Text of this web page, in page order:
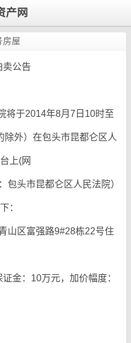
产网
房屋
卖公告
将于2014年8月7日10时至
外）在包头市昆都仑区人
上(网
包头市昆都仑区人民法院）
：
山区富强路9#28栋22号住
金：10万元，加价幅度：